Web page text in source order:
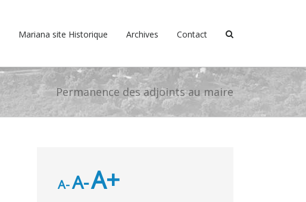
Mariana site Historique Archives Contact
Permanence des adjoints au maire
A-A-A+